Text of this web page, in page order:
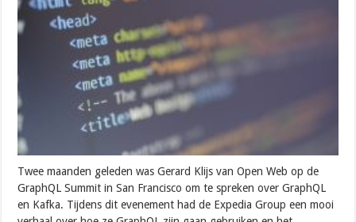
Twee maanden geleden was Gerard Klijs van Open Web op de
GraphQL Summit in San Francisco om te spreken over GraphQL
en Kafka. Tijdens dit evenement had de Expedia Group een mooi